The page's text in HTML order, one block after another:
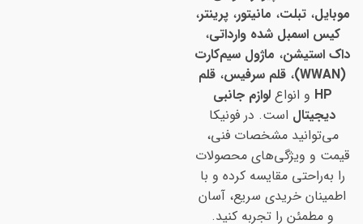
موبایل،تبلت، مانیتور،پرینتر،
کیس اسمبل شده وارداتی،
داک استیشن، ماژول سیم‌کارت
(WWAN)
، قلم سرفیس، قلم
HP و انواعلوازم جانبی
دیجیتال است. در فونیکا
می‌توانید مشخصات فنی،
قیمت و ویژگی‌های محصولات
را به‌راحتی مقایسه کرده و با
اطمینان خریدی سریع، آسان
و مطمئن را تجربه کنید.